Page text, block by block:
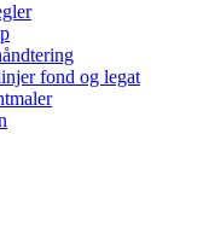
fond og legat